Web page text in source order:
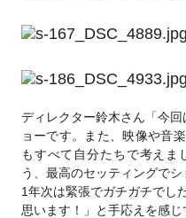
ディレクター鈴木さん「今
ョーです。また、映像や音
もすべて自分たちで考えま
う、最高のセッティングでシ
1年次は緊張でガチガチでし
思います！」と手応えを感じ